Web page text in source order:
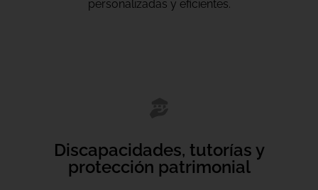
personalizadas y eficientes.
Discapacidades, tutorías y
protección patrimonial